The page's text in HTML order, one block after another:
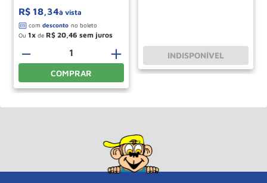
R$ 18,34à vista
Ou 1 de R$ 20 46
＋
－
COMPRAR
INDISPONÍVEL